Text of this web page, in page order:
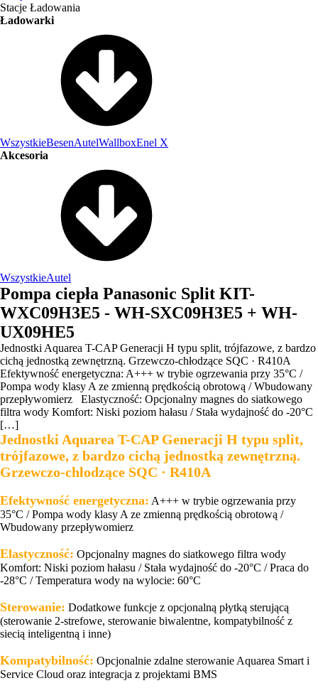
Stacje Ładowania
Ładowarki
WszystkieBesenAutelWallboxEnel X
Akcesoria
WszystkieAutel
Pompa ciepła Panasonic Split KIT-
WXC09H3E5 - WH-SXC09H3E5 + WH-
UX09HE5
Jednostki Aquarea T-CAP Generacji H typu split, trójfazowe, z bardzo
cichą jednostką zewnętrzną. Grzewczo-chłodzące SQC · R410A
Efektywność energetyczna: A+++ w trybie ogrzewania przy 35°C /
Pompa wody klasy A ze zmienną prędkością obrotową / Wbudowany
przepływomierz Elastyczność: Opcjonalny magnes do siatkowego
filtra wody Komfort: Niski poziom hałasu / Stała wydajność do -20°C
[…]
Jednostki Aquarea T-CAP Generacji H typu split,
trójfazowe, z bardzo cichą jednostką zewnętrzną.
Grzewczo-chłodzące SQC · R410A
Efektywność energetyczna: A+++ w trybie ogrzewania przy
35°C / Pompa wody klasy A ze zmienną prędkością obrotową /
Wbudowany przepływomierz
Elastyczność: Opcjonalny magnes do siatkowego filtra wody
Komfort: Niski poziom hałasu / Stała wydajność do -20°C / Praca do
-28°C / Temperatura wody na wylocie: 60°C
Sterowanie: Dodatkowe funkcje z opcjonalną płytką sterującą
(sterowanie 2-strefowe, sterowanie biwalentne, kompatybilność z
siecią inteligentną i inne)
Kompatybilność: Opcjonalnie zdalne sterowanie Aquarea Smart i
Service Cloud oraz integracja z projektami BMS